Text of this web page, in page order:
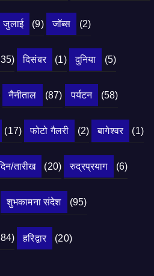
जुलाई (9) जॉब्स (2)
दिसंबर (1) दुनिया (5)
नैनीताल (87) पर्यटन (58)
(17) फोटो गैलरी (2) बागेश्वर (1)
तारीख (20) रुद्रप्रयाग (6)
शुभकामना संदेश (95)
हरिद्वार (20)